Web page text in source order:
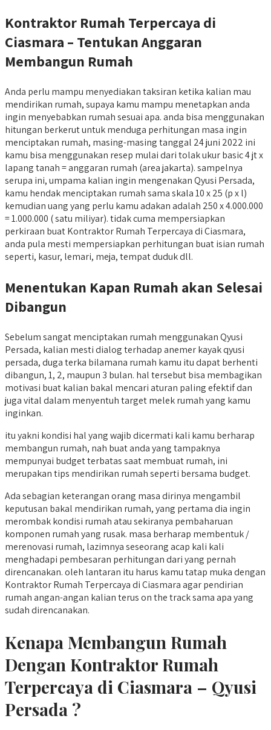
Kontraktor Rumah Terpercaya di
Ciasmara – Tentukan Anggaran
Membangun Rumah
Anda perlu mampu menyediakan taksiran ketika kalian mau
mendirikan rumah, supaya kamu mampu menetapkan anda
ingin menyebabkan rumah sesuai apa. anda bisa menggunakan
hitungan berkerut untuk menduga perhitungan masa ingin
menciptakan rumah, masing-masing tanggal 24 juni 2022 ini
kamu bisa menggunakan resep mulai dari tolak ukur basic 4 jt x
lapang tanah = anggaran rumah (area jakarta). sampelnya
serupa ini, umpama kalian ingin mengenakan Qyusi Persada,
kamu hendak menciptakan rumah sama skala 10 x 25 (p x l)
kemudian uang yang perlu kamu adakan adalah 250 x 4.000.000
= 1.000.000 ( satu miliyar). tidak cuma mempersiapkan
perkiraan buat Kontraktor Rumah Terpercaya di Ciasmara,
anda pula mesti mempersiapkan perhitungan buat isian rumah
seperti, kasur, lemari, meja, tempat duduk dll.
Menentukan Kapan Rumah akan Selesai
Dibangun
Sebelum sangat menciptakan rumah menggunakan Qyusi
Persada, kalian mesti dialog terhadap anemer kayak qyusi
persada, duga terka bilamana rumah kamu itu dapat berhenti
dibangun, 1, 2, maupun 3 bulan. hal tersebut bisa membagikan
motivasi buat kalian bakal mencari aturan paling efektif dan
juga vital dalam menyentuh target melek rumah yang kamu
inginkan.
itu yakni kondisi hal yang wajib dicermati kali kamu berharap
membangun rumah, nah buat anda yang tampaknya
mempunyai budget terbatas saat membuat rumah, ini
merupakan tips mendirikan rumah seperti bersama budget.
Ada sebagian keterangan orang masa dirinya mengambil
keputusan bakal mendirikan rumah, yang pertama dia ingin
merombak kondisi rumah atau sekiranya pembaharuan
komponen rumah yang rusak. masa berharap membentuk /
merenovasi rumah, lazimnya seseorang acap kali kali
menghadapi pembesaran perhitungan dari yang pernah
direncanakan. oleh lantaran itu harus kamu tatap muka dengan
Kontraktor Rumah Terpercaya di Ciasmara agar pendirian
rumah angan-angan kalian terus on the track sama apa yang
sudah direncanakan.
Kenapa Membangun Rumah
Dengan Kontraktor Rumah
Terpercaya di Ciasmara – Qyusi
Persada ?